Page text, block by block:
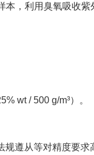
，利用臭氧吸收
wt / 500 g/m³）。
遵从等对精度要求